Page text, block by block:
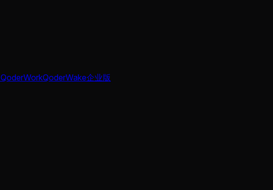
QoderWorkQoderWake企业版